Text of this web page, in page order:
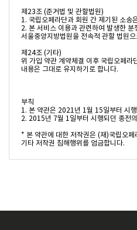
제23조 (준거법 및 관할법원)
1. 국립오페라단과 회원 간 제기된 소송
2. 본 서비스 이용과 관련하여 발생한
서울중앙지방법원을 전속적 관할 법원
제24조 (기타)
위 가입 약관 계약체결 이후 국립오페라
내용은 그대로 유지하기로 합니다.
부칙
1. 본 약관은 2021년 1월 15일부터 시
2. 2015년 7월 1일부터 시행되던 종전
* 본 약관에 대한 저작권은 (재)국립오
기타 저작권 침해행위를 엄금합니다.